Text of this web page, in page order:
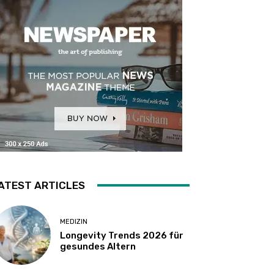
ARTICLES
MEDIZIN
Longevity Trends 2026 für
gesundes Altern